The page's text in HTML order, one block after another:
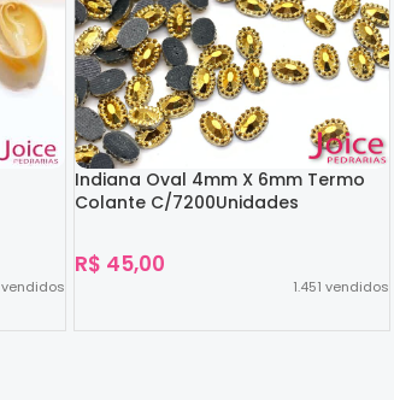
vendidos
Indiana Oval 4mm X 6mm Termo
Colante C/7200Unidades
R$ 45,00
1.451 vendidos